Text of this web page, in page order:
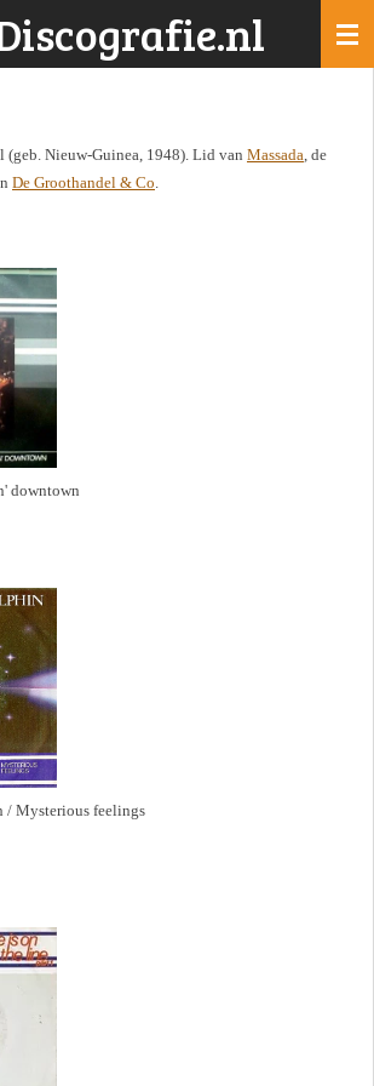
(geb. Nieuw-Guinea, 1948). Lid van Massada, de
De Groothandel & Co.
downtown
/ Mysterious feelings